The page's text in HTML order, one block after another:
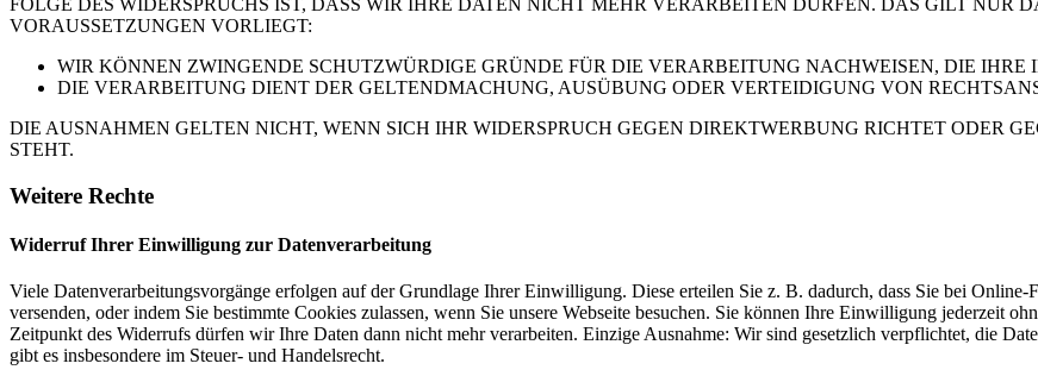
VORAUSSETZUNGEN VORLIEGT:
WIR KÖNNEN ZWINGENDE SCHUTZWÜRDIGE GRÜNDE FÜR DIE VERARBEITUNG NACHWEISEN, DIE IHRE
DIE VERARBEITUNG DIENT DER GELTENDMACHUNG, AUSÜBUNG ODER VERTEIDIGUNG VON
DIE AUSNAHMEN GELTEN NICHT, WENN SICH IHR WIDERSPRUCH GEGEN DIREKTWERBUNG RICHTET ODER
STEHT.
Weitere Rechte
Widerruf Ihrer Einwilligung zur Datenverarbeitung
Viele Datenverarbeitungsvorgänge erfolgen auf der Grundlage Ihrer Einwilligung. Diese erteilen Sie z. B. dadurch, dass Sie bei Online-
versenden, oder indem Sie bestimmte Cookies zulassen, wenn Sie unsere Webseite besuchen. Sie können Ihre Einwilligung jederzeit
Zeitpunkt des Widerrufs dürfen wir Ihre Daten dann nicht mehr verarbeiten. Einzige Ausnahme: Wir sind gesetzlich verpflichtet, die
gibt es insbesondere im Steuer- und Handelsrecht.